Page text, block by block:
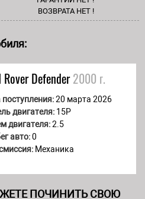
ВОЗВРАТА НЕТ !
RoverDefender2000 г.
20 марта 2026
двигателя: 15P
двигателя:2.5
авто:0
Механика
ПОЧИНИТЬ СВОЮ